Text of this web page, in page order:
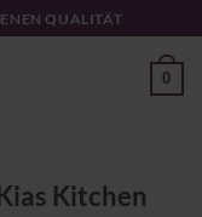
QUALITÄT
0
Kitchen